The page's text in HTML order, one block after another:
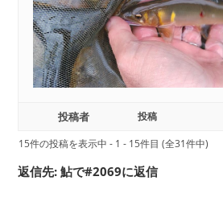
投稿者
投稿
15件の投稿を表示中 - 1 - 15件目 (全31件中)
返信先: 鮎で#2069に返信